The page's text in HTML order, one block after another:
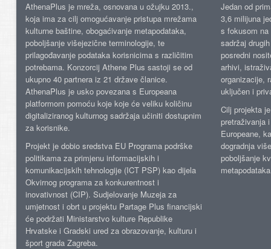
AthenaPlus je mreža, osnovana u ožujku 2013.,
koja ima za cilj omogućavanje pristupa mrežama
kulturne baštine, obogaćivanje metapodataka,
poboljšanje višejezične terminologije, te
prilagođavanje podataka korisnicima s različitim
potrebama. Konzorcij Athene Plus sastoji se od
ukupno 40 partnera iz 21 države članice.
AthenaPlus je usko povezana s Europeana
platformom pomoću koje koje će veliku količinu
digitaliziranog kulturnog sadržaja učiniti dostupnim
za korisnike.
Projekt je dobio sredstva EU Programa podrške
politikama za primjenu informacijskih i
komunikacijskih tehnologije (ICT PSP) kao dijela
Okvirnog programa za konkurentnost i
inovativnost (CIP). Sudjelovanje Muzeja za
umjetnost i obrt u projektu Partage Plus financijski
će podržati Ministarstvo kulture Republike
Hrvatske i Gradski ured za obrazovanje, kulturu i
šport grada Zagreba.
Jedan od
3,6 milijuna
s fokusom
sadržaj
posredni
arhivi,
organizacije,
uključen i
Cilj projekta
pretraživanja
Europeane,
dogradnja
poboljšanje